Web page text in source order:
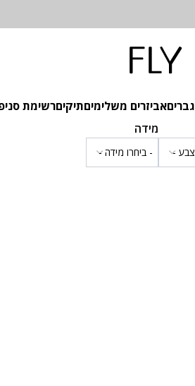
גבריםאביזרים משלימיםתיקיםרשימת
מידה